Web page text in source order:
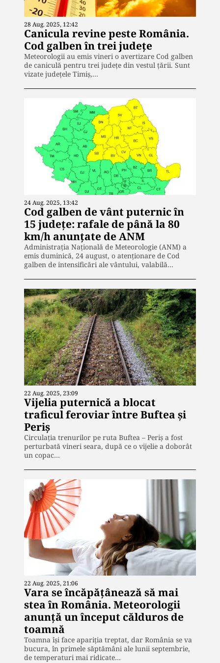
28 Aug. 2025, 12:42
Canicula revine peste România.
Cod galben în trei judeţe
Meteorologii au emis vineri o avertizare Cod galben
de caniculă pentru trei județe din vestul țării. Sunt
vizate județele Timiș,…
24 Aug. 2025, 13:42
Cod galben de vânt puternic în
15 județe: rafale de până la 80
km/h anunțate de ANM
Administrația Națională de Meteorologie (ANM) a
emis duminică, 24 august, o atenționare de Cod
galben de intensificări ale vântului, valabilă…
22 Aug. 2025, 23:09
Vijelia puternică a blocat
traficul feroviar între Buftea și
Periș
Circulația trenurilor pe ruta Buftea – Periș a fost
perturbată vineri seara, după ce o vijelie a doborât
un copac…
22 Aug. 2025, 21:06
Vara se încăpățânează să mai
stea în România. Meteorologii
anunță un început călduros de
toamnă
Toamna își face apariția treptat, dar România se va
bucura, în primele săptămâni ale lunii septembrie,
de temperaturi mai ridicate…